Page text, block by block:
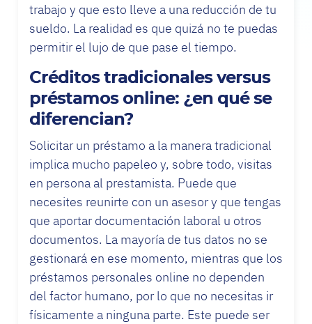
trabajo y que esto lleve a una reducción de tu
sueldo. La realidad es que quizá no te puedas
permitir el lujo de que pase el tiempo.
Créditos tradicionales versus
préstamos online: ¿en qué se
diferencian?
Solicitar un préstamo a la manera tradicional
implica mucho papeleo y, sobre todo, visitas
en persona al prestamista. Puede que
necesites reunirte con un asesor y que tengas
que aportar documentación laboral u otros
documentos. La mayoría de tus datos no se
gestionará en ese momento, mientras que los
préstamos personales online no dependen
del factor humano, por lo que no necesitas ir
físicamente a ninguna parte. Este puede ser